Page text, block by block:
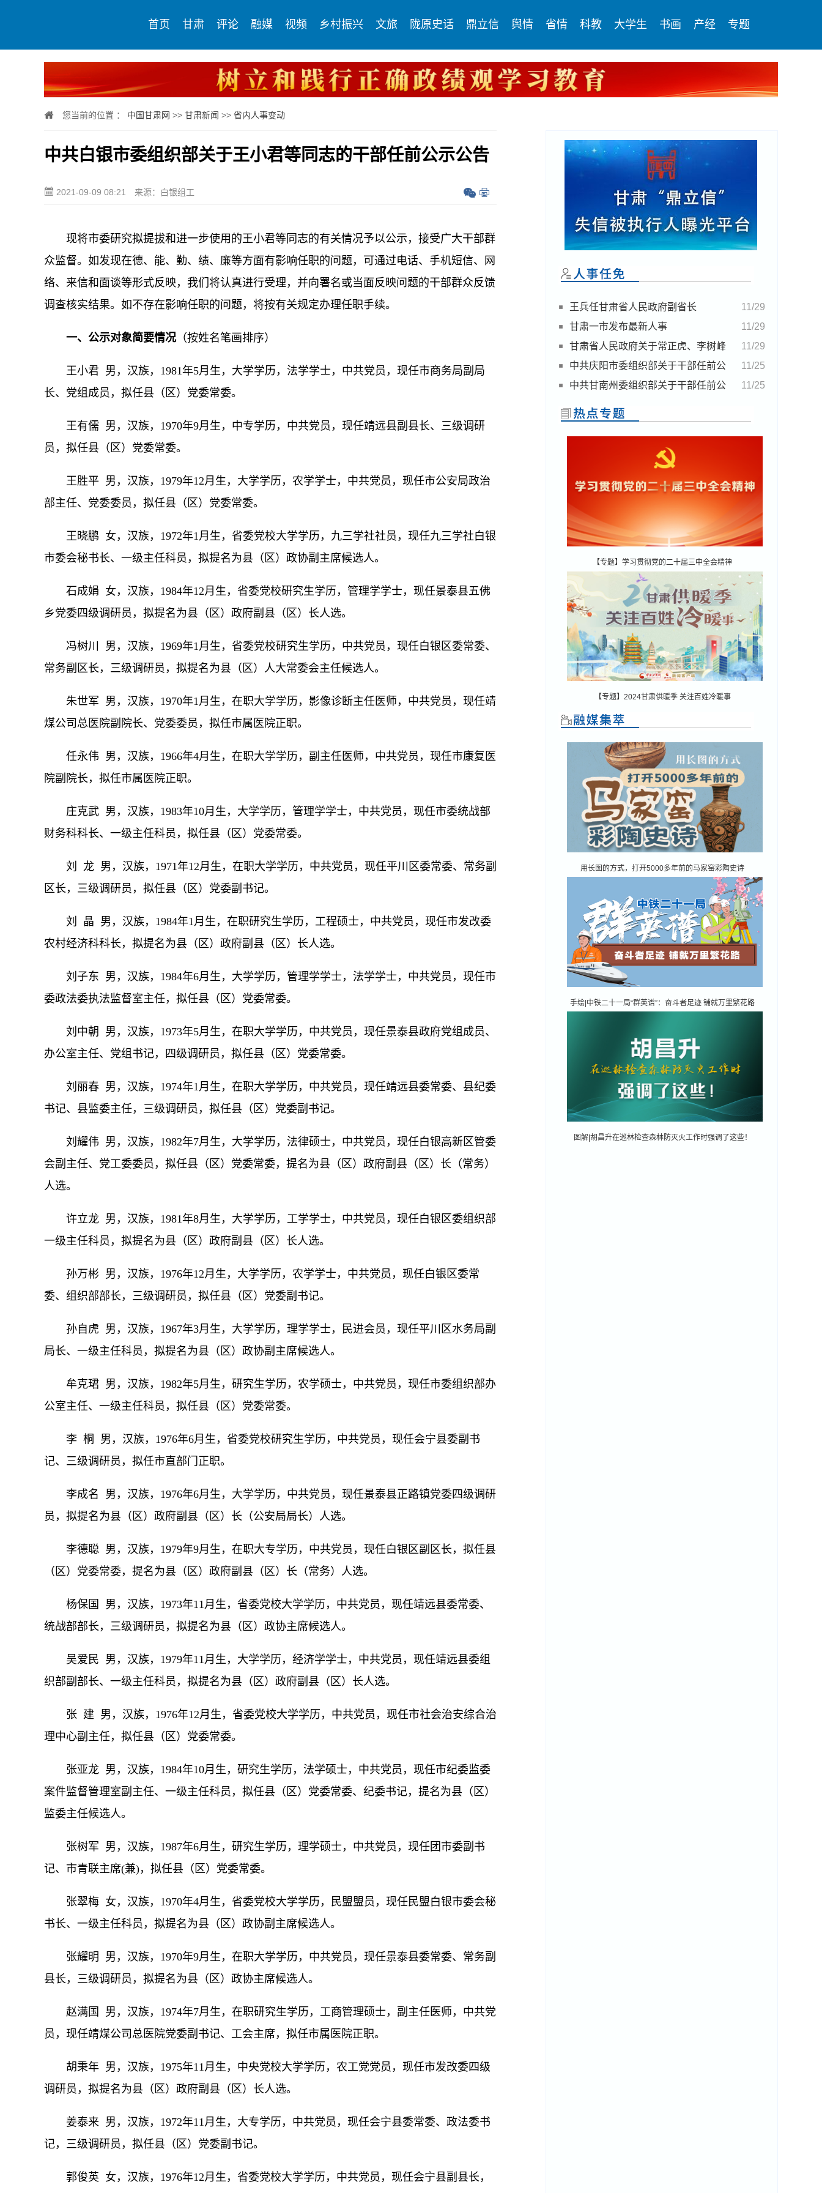
首页 甘肃 评论 融媒 视频 乡村振兴 文旅 陇原史话 鼎立信 舆情 省情 科教 大学生 书画 产经 专题
您当前的位置 ： 中国甘肃网 >> 甘肃新闻 >> 省内人事变动
中共白银市委组织部关于王小君等同志的干部任前公示公告
2021-09-09 08:21 来源：白银组工
现将市委研究拟提拔和进一步使用的王小君等同志的有关情况予以公示，接受广大干部群
众监督。如发现在德、能、勤、绩、廉等方面有影响任职的问题，可通过电话、手机短信、网
络、来信和面谈等形式反映，我们将认真进行受理，并向署名或当面反映问题的干部群众反馈
调查核实结果。如不存在影响任职的问题，将按有关规定办理任职手续。
一、公示对象简要情况（按姓名笔画排序）
王小君 男，汉族，1981年5月生，大学学历，法学学士，中共党员，现任市商务局副局
长、党组成员，拟任县（区）党委常委。
王有儒 男，汉族，1970年9月生，中专学历，中共党员，现任靖远县副县长、三级调研
员，拟任县（区）党委常委。
王胜平 男，汉族，1979年12月生，大学学历，农学学士，中共党员，现任市公安局政治
部主任、党委委员，拟任县（区）党委常委。
王晓鹏 女，汉族，1972年1月生，省委党校大学学历，九三学社社员，现任九三学社白银
市委会秘书长、一级主任科员，拟提名为县（区）政协副主席候选人。
石成娟 女，汉族，1984年12月生，省委党校研究生学历，管理学学士，现任景泰县五佛
乡党委四级调研员，拟提名为县（区）政府副县（区）长人选。
冯树川 男，汉族，1969年1月生，省委党校研究生学历，中共党员，现任白银区委常委、
常务副区长，三级调研员，拟提名为县（区）人大常委会主任候选人。
朱世军 男，汉族，1970年1月生，在职大学学历，影像诊断主任医师，中共党员，现任靖
煤公司总医院副院长、党委委员，拟任市属医院正职。
任永伟 男，汉族，1966年4月生，在职大学学历，副主任医师，中共党员，现任市康复医
院副院长，拟任市属医院正职。
庄克武 男，汉族，1983年10月生，大学学历，管理学学士，中共党员，现任市委统战部
财务科科长、一级主任科员，拟任县（区）党委常委。
刘 龙 男，汉族，1971年12月生，在职大学学历，中共党员，现任平川区委常委、常务副
区长，三级调研员，拟任县（区）党委副书记。
刘 晶 男，汉族，1984年1月生，在职研究生学历，工程硕士，中共党员，现任市发改委
农村经济科科长，拟提名为县（区）政府副县（区）长人选。
刘子东 男，汉族，1984年6月生，大学学历，管理学学士，法学学士，中共党员，现任市
委政法委执法监督室主任，拟任县（区）党委常委。
刘中朝 男，汉族，1973年5月生，在职大学学历，中共党员，现任景泰县政府党组成员、
办公室主任、党组书记，四级调研员，拟任县（区）党委常委。
刘丽春 男，汉族，1974年1月生，在职大学学历，中共党员，现任靖远县委常委、县纪委
书记、县监委主任，三级调研员，拟任县（区）党委副书记。
刘耀伟 男，汉族，1982年7月生，大学学历，法律硕士，中共党员，现任白银高新区管委
会副主任、党工委委员，拟任县（区）党委常委，提名为县（区）政府副县（区）长（常务）
人选。
许立龙 男，汉族，1981年8月生，大学学历，工学学士，中共党员，现任白银区委组织部
一级主任科员，拟提名为县（区）政府副县（区）长人选。
孙万彬 男，汉族，1976年12月生，大学学历，农学学士，中共党员，现任白银区委常
委、组织部部长，三级调研员，拟任县（区）党委副书记。
孙自虎 男，汉族，1967年3月生，大学学历，理学学士，民进会员，现任平川区水务局副
局长、一级主任科员，拟提名为县（区）政协副主席候选人。
牟克珺 男，汉族，1982年5月生，研究生学历，农学硕士，中共党员，现任市委组织部办
公室主任、一级主任科员，拟任县（区）党委常委。
李 桐 男，汉族，1976年6月生，省委党校研究生学历，中共党员，现任会宁县委副书
记、三级调研员，拟任市直部门正职。
李成名 男，汉族，1976年6月生，大学学历，中共党员，现任景泰县正路镇党委四级调研
员，拟提名为县（区）政府副县（区）长（公安局局长）人选。
李德聪 男，汉族，1979年9月生，在职大专学历，中共党员，现任白银区副区长，拟任县
（区）党委常委，提名为县（区）政府副县（区）长（常务）人选。
杨保国 男，汉族，1973年11月生，省委党校大学学历，中共党员，现任靖远县委常委、
统战部部长，三级调研员，拟提名为县（区）政协主席候选人。
吴爱民 男，汉族，1979年11月生，大学学历，经济学学士，中共党员，现任靖远县委组
织部副部长、一级主任科员，拟提名为县（区）政府副县（区）长人选。
张 建 男，汉族，1976年12月生，省委党校大学学历，中共党员，现任市社会治安综合治
理中心副主任，拟任县（区）党委常委。
张亚龙 男，汉族，1984年10月生，研究生学历，法学硕士，中共党员，现任市纪委监委
案件监督管理室副主任、一级主任科员，拟任县（区）党委常委、纪委书记，提名为县（区）
监委主任候选人。
张树军 男，汉族，1987年6月生，研究生学历，理学硕士，中共党员，现任团市委副书
记、市青联主席(兼)，拟任县（区）党委常委。
张翠梅 女，汉族，1970年4月生，省委党校大学学历，民盟盟员，现任民盟白银市委会秘
书长、一级主任科员，拟提名为县（区）政协副主席候选人。
张耀明 男，汉族，1970年9月生，在职大学学历，中共党员，现任景泰县委常委、常务副
县长，三级调研员，拟提名为县（区）政协主席候选人。
赵满国 男，汉族，1974年7月生，在职研究生学历，工商管理硕士，副主任医师，中共党
员，现任靖煤公司总医院党委副书记、工会主席，拟任市属医院正职。
胡秉年 男，汉族，1975年11月生，中央党校大学学历，农工党党员，现任市发改委四级
调研员，拟提名为县（区）政府副县（区）长人选。
姜泰来 男，汉族，1972年11月生，大专学历，中共党员，现任会宁县委常委、政法委书
记，三级调研员，拟任县（区）党委副书记。
郭俊英 女，汉族，1976年12月生，省委党校大学学历，中共党员，现任会宁县副县长，
11/29
王兵任甘肃省人民政府副省长
11/29
甘肃一市发布最新人事
11/29
甘肃省人民政府关于常正虎、李树峰
同志任职的通知
11/25
中共庆阳市委组织部关于干部任前公
示的公告
11/25
中共甘南州委组织部关于干部任前公
示的公告
【专题】学习贯彻党的二十届三中全会精神
【专题】2024甘肃供暖季 关注百姓冷暖事
用长图的方式，打开5000多年前的马家窑彩陶史诗
手绘|中铁二十一局“群英谱”：奋斗者足迹 铺就万里繁花路
图解|胡昌升在巡林检查森林防灭火工作时强调了这些！